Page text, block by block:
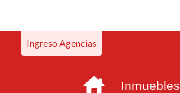
Ingreso Agencias
Inmuebles